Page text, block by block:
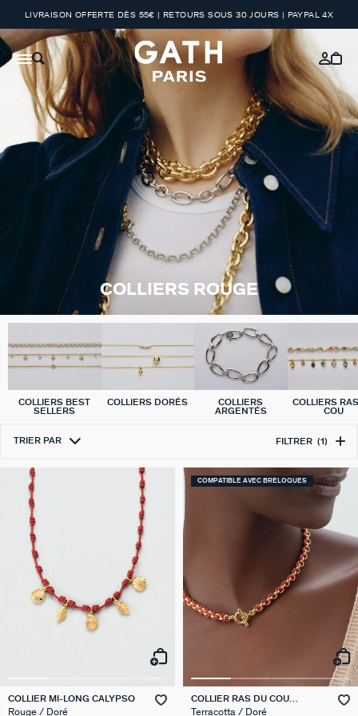
LIVRAISON OFFERTE DÈS 55€ | RETOURS SOUS 30 JOURS | PAYPAL 4X
COLLIERS ROUGE
COLLIERS BEST
SELLERS
COLLIERS DORÉS
COLLIERS
ARGENTÉS
COLLIERS
COU
TRIER PAR FILTRER (1)
COLLIER MI-LONG CALYPSO
Rouge / Doré
COMPATIBLE AVEC BRELOQUES
COLLIER RAS DU COU
GAMBETTA
Terracotta / Doré